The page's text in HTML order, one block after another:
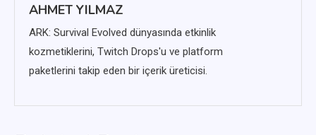
AHMET YILMAZ
ARK: Survival Evolved dünyasında etkinlik
kozmetiklerini, Twitch Drops'u ve platform
paketlerini takip eden bir içerik üreticisi.